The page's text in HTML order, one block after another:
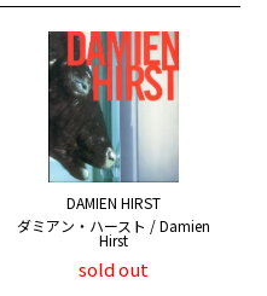
DAMIEN HIRST
ダミアン・ハースト / Damien
Hirst
sold out